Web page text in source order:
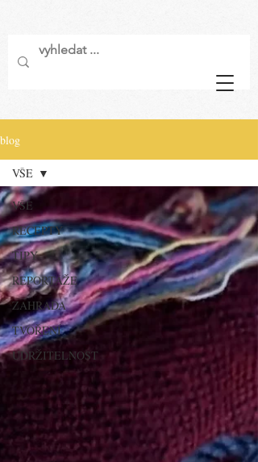
blog
VŠE
RECEPTY
TIPY
REPORTÁŽE
ZAHRADA
TVOŘENÍ
UDRŽITELNOST
VŠE